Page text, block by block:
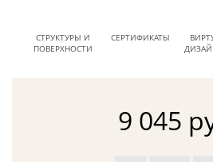
СТРУКТУРЫ И
ПОВЕРХНОСТИ
СЕРТИФИКАТЫ
9 045